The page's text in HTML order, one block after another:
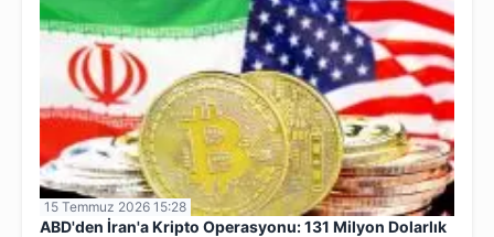
15 Temmuz 2026 15:28
ABD'den İran'a Kripto Operasyonu: 131 Milyon Dolarlık